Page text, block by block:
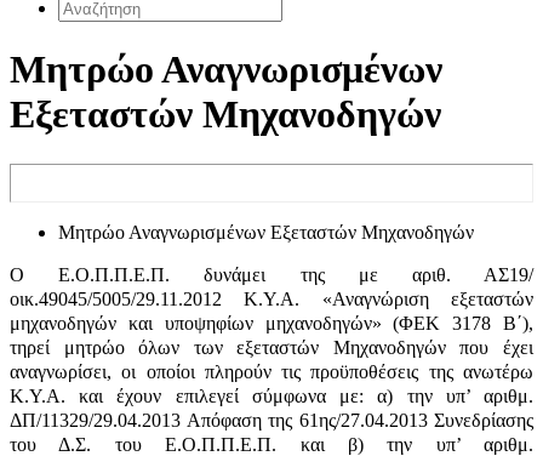
Μητρώο Αναγνωρισμένων
Εξεταστών Μηχανοδηγών
Μητρώο Αναγνωρισμένων Εξεταστών Μηχανοδηγών
Ο Ε.Ο.Π.Π.Ε.Π. δυνάμει της με αριθ. ΑΣ19/
οικ.49045/5005/29.11.2012 Κ.Υ.Α. «Αναγνώριση εξεταστών
μηχανοδηγών και υποψηφίων μηχανοδηγών» (ΦΕΚ 3178 Β΄),
τηρεί μητρώο όλων των εξεταστών Μηχανοδηγών που έχει
αναγνωρίσει, οι οποίοι πληρούν τις προϋποθέσεις της ανωτέρω
Κ.Υ.Α. και έχουν επιλεγεί σύμφωνα με: α) την υπ’ αριθμ.
ΔΠ/11329/29.04.2013 Απόφαση της 61ης/27.04.2013 Συνεδρίασης
του Δ.Σ. του Ε.Ο.Π.Π.Ε.Π. και β) την υπ’ αριθμ.